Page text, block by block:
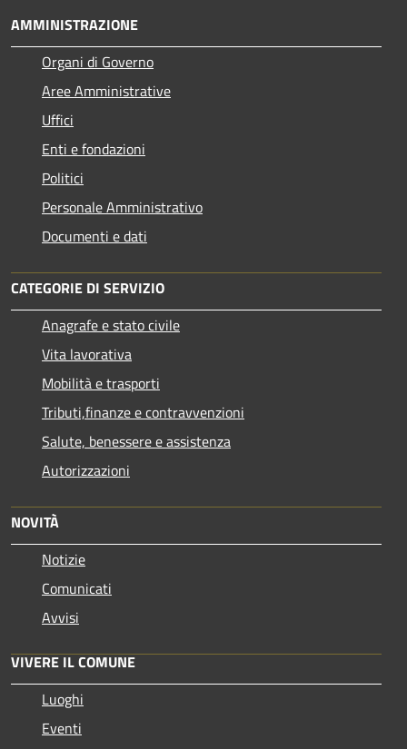
AMMINISTRAZIONE
Organi di Governo
Aree Amministrative
Uffici
Enti e fondazioni
Politici
Personale Amministrativo
Documenti e dati
CATEGORIE DI SERVIZIO
Anagrafe e stato civile
Vita lavorativa
Mobilità e trasporti
Tributi,finanze e contravvenzioni
Salute, benessere e assistenza
Autorizzazioni
NOVITÀ
Notizie
Comunicati
Avvisi
VIVERE IL COMUNE
Luoghi
Eventi